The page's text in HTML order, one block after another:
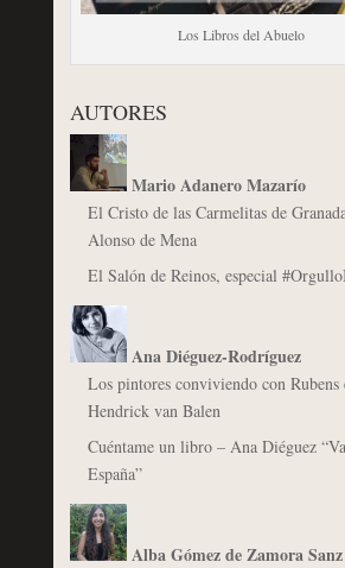
Los Libros del Abuelo
AUTORES
Mario Adanero Mazarío
El Cristo de las Carmelitas de
Alonso de Mena
El Salón de Reinos, especial
Ana Diéguez-Rodríguez
Los pintores conviviendo con
Hendrick van Balen
Cuéntame un libro – Ana Diéguez
España”
Alba Gómez de Zamora Sanz